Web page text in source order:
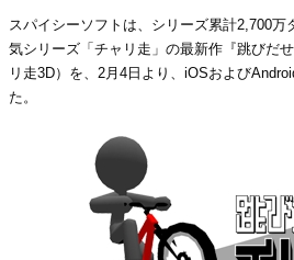
スパイシーソフトは、シリーズ累計2,700万
気シリーズ「チャリ走」の最新作『跳びだ
リ走3D）を、2月4日より、iOSおよび
た。